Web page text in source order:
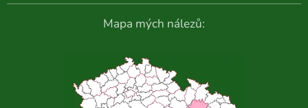
Mapa mých nálezů: